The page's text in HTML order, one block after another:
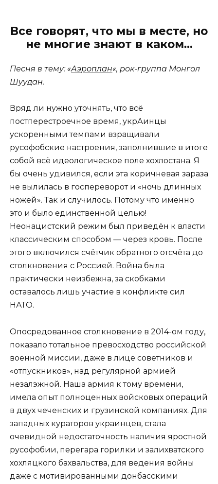
Все говорят, что мы в месте, но
не многие знают в каком…
Песня в тему: «Аэроплан«, рок-группа Монгол
Шуудан.
Вряд ли нужно уточнять, что всё
постперестроечное время, укрАинцы
ускоренными темпами взращивали
русофобские настроения, заполнившие в итоге
собой всё идеологическое поле хохлостана. Я
бы очень удивился, если эта коричневая зараза
не вылилась в госпереворот и «ночь длинных
ножей». Так и случилось. Потому что именно
это и было единственной целью!
Неонацистский режим был приведён к власти
классическим способом — через кровь. После
этого включился счётчик обратного отсчёта до
столкновения с Россией. Война была
практически неизбежна, за скобками
оставалось лишь участие в конфликте сил
НАТО.
Опосредованное столкновение в 2014-ом году,
показало тотальное превосходство российской
военной миссии, даже в лице советников и
«отпускников», над регулярной армией
незалэжной. Наша армия к тому времени,
имела опыт полноценных войсковых операций
в двух чеченских и грузинской компаниях. Для
западных кураторов украинцев, стала
очевидной недостаточность наличия яростной
русофобии, перегара горилки и залихватского
хохляцкого бахвальства, для ведения войны
даже с мотивированными донбасскими